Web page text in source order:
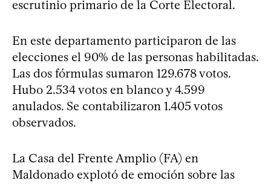
escrutinio primario de la Corte Electoral.
En este departamento participaron de las
elecciones el 90% de las personas habilitadas.
Las dos fórmulas sumaron 129.678 votos.
Hubo 2.534 votos en blanco y 4.599
anulados. Se contabilizaron 1.405 votos
observados.
La Casa del Frente Amplio (FA) en
Maldonado explotó de emoción sobre las